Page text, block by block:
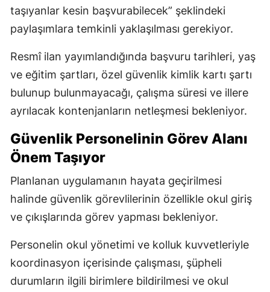
taşıyanlar kesin başvurabilecek” şeklindeki
paylaşımlara temkinli yaklaşılması gerekiyor.
Resmî ilan yayımlandığında başvuru tarihleri, yaş
ve eğitim şartları, özel güvenlik kimlik kartı şartı
bulunup bulunmayacağı, çalışma süresi ve illere
ayrılacak kontenjanların netleşmesi bekleniyor.
Güvenlik Personelinin Görev Alanı
Önem Taşıyor
Planlanan uygulamanın hayata geçirilmesi
halinde güvenlik görevlilerinin özellikle okul giriş
ve çıkışlarında görev yapması bekleniyor.
Personelin okul yönetimi ve kolluk kuvvetleriyle
koordinasyon içerisinde çalışması, şüpheli
durumların ilgili birimlere bildirilmesi ve okul